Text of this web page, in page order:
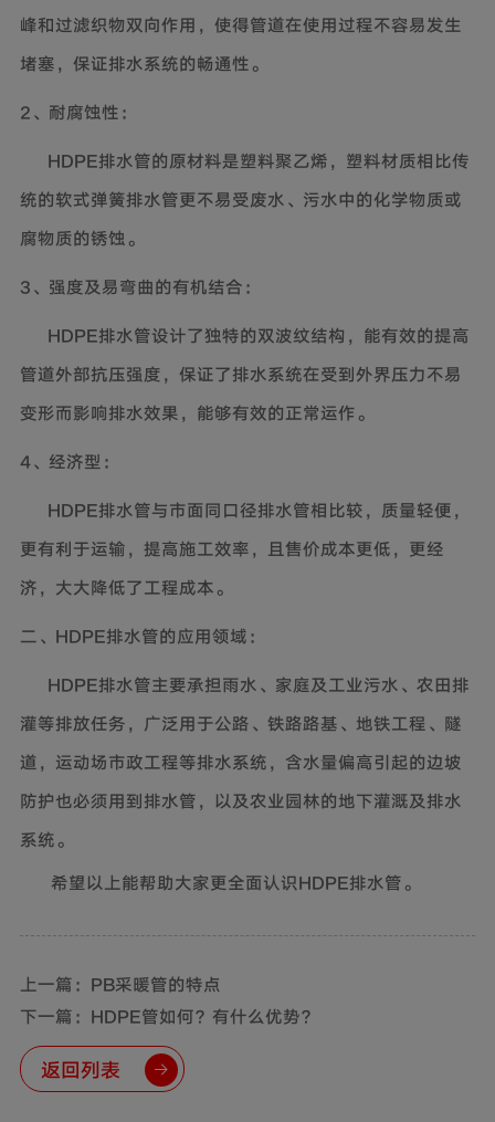
峰和过滤织物双向作用，使得管道在使用过程不容易发生
堵塞，保证排水系统的畅通性。
2、耐腐蚀性：
HDPE排水管的原材料是塑料聚乙烯，塑料材质相比传
统的软式弹簧排水管更不易受废水、污水中的化学物质或
腐物质的锈蚀。
3、强度及易弯曲的有机结合：
HDPE排水管设计了独特的双波纹结构，能有效的提高
管道外部抗压强度，保证了排水系统在受到外界压力不易
变形而影响排水效果，能够有效的正常运作。
4、经济型：
HDPE排水管与市面同口径排水管相比较，质量轻便，
更有利于运输，提高施工效率，且售价成本更低，更经
济，大大降低了工程成本。
二、HDPE排水管的应用领域：
HDPE排水管主要承担雨水、家庭及工业污水、农田排
灌等排放任务，广泛用于公路、铁路路基、地铁工程、隧
道，运动场市政工程等排水系统，含水量偏高引起的边坡
防护也必须用到排水管，以及农业园林的地下灌溉及排水
系统。
希望以上能帮助大家更全面认识HDPE排水管。
上一篇：PB采暖管的特点
下一篇：HDPE管如何？有什么优势？
返回列表